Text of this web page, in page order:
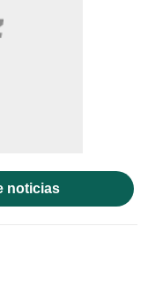
noticias